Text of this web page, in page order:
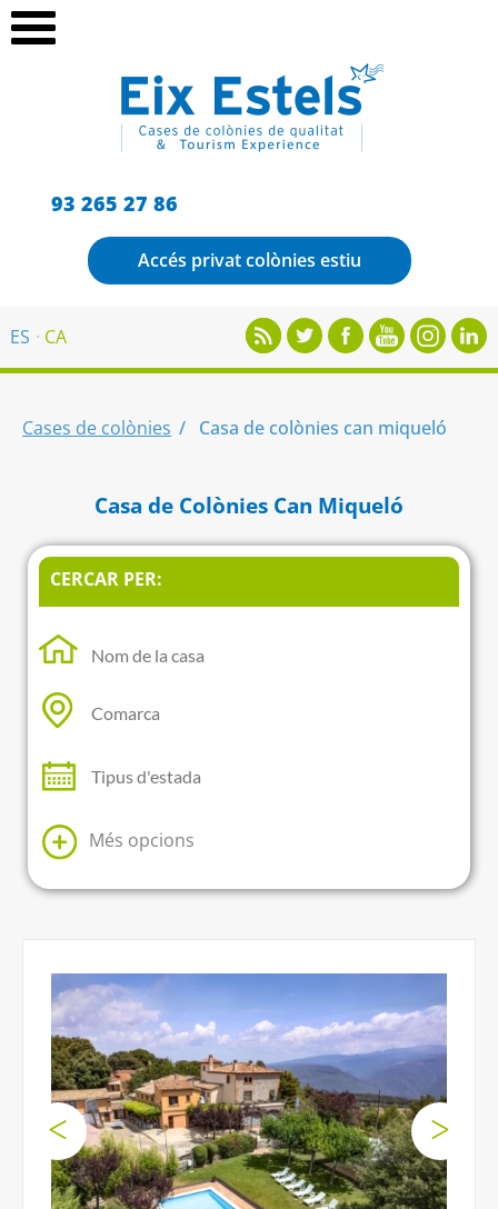
93 265 27 86
Accés privat colònies estiu
ES CA
Cases de colònies Casa de colònies can miqueló
Casa de Colònies Can Miqueló
CERCAR PER:
Més opcions